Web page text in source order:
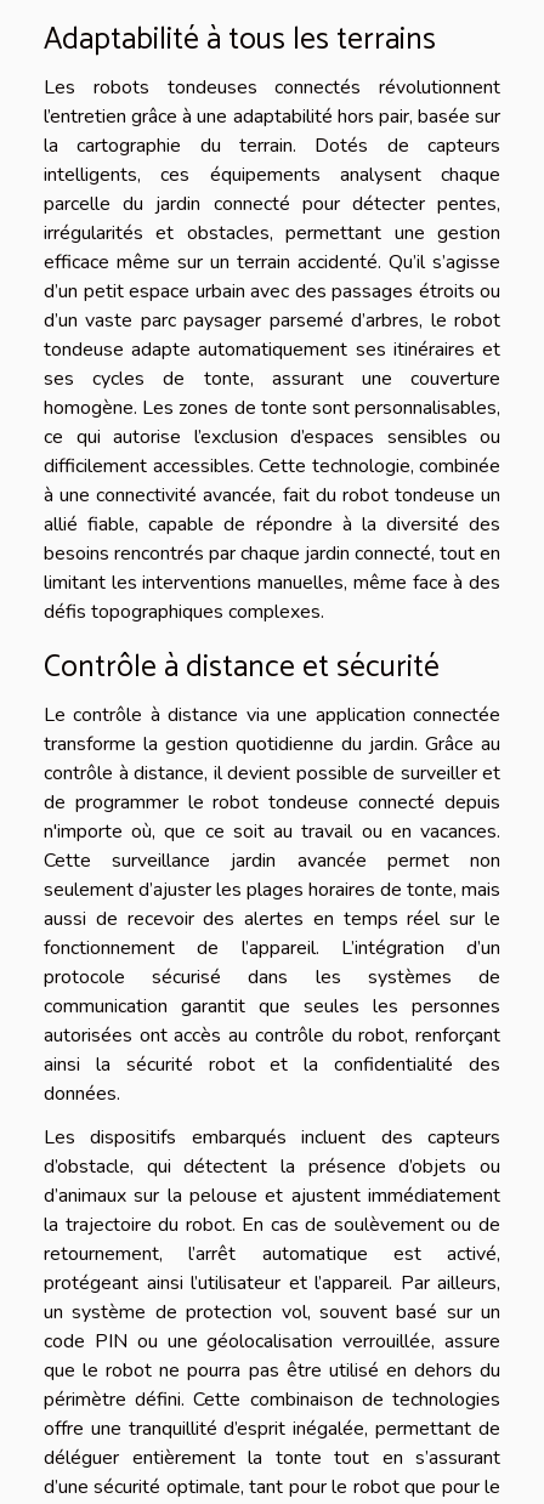
Adaptabilité à tous les terrains
Les robots tondeuses connectés révolutionnent
l’entretien grâce à une adaptabilité hors pair, basée sur
la cartographie du terrain. Dotés de capteurs
intelligents, ces équipements analysent chaque
parcelle du jardin connecté pour détecter pentes,
irrégularités et obstacles, permettant une gestion
efficace même sur un terrain accidenté. Qu’il s’agisse
d’un petit espace urbain avec des passages étroits ou
d’un vaste parc paysager parsemé d’arbres, le robot
tondeuse adapte automatiquement ses itinéraires et
ses cycles de tonte, assurant une couverture
homogène. Les zones de tonte sont personnalisables,
ce qui autorise l’exclusion d’espaces sensibles ou
difficilement accessibles. Cette technologie, combinée
à une connectivité avancée, fait du robot tondeuse un
allié fiable, capable de répondre à la diversité des
besoins rencontrés par chaque jardin connecté, tout en
limitant les interventions manuelles, même face à des
défis topographiques complexes.
Contrôle à distance et sécurité
Le contrôle à distance via une application connectée
transforme la gestion quotidienne du jardin. Grâce au
contrôle à distance, il devient possible de surveiller et
de programmer le robot tondeuse connecté depuis
n'importe où, que ce soit au travail ou en vacances.
Cette surveillance jardin avancée permet non
seulement d’ajuster les plages horaires de tonte, mais
aussi de recevoir des alertes en temps réel sur le
fonctionnement de l’appareil. L’intégration d’un
protocole sécurisé dans les systèmes de
communication garantit que seules les personnes
autorisées ont accès au contrôle du robot, renforçant
ainsi la sécurité robot et la confidentialité des
données.
Les dispositifs embarqués incluent des capteurs
d’obstacle, qui détectent la présence d’objets ou
d’animaux sur la pelouse et ajustent immédiatement
la trajectoire du robot. En cas de soulèvement ou de
retournement, l’arrêt automatique est activé,
protégeant ainsi l’utilisateur et l’appareil. Par ailleurs,
un système de protection vol, souvent basé sur un
code PIN ou une géolocalisation verrouillée, assure
que le robot ne pourra pas être utilisé en dehors du
périmètre défini. Cette combinaison de technologies
offre une tranquillité d’esprit inégalée, permettant de
déléguer entièrement la tonte tout en s’assurant
d’une sécurité optimale, tant pour le robot que pour le